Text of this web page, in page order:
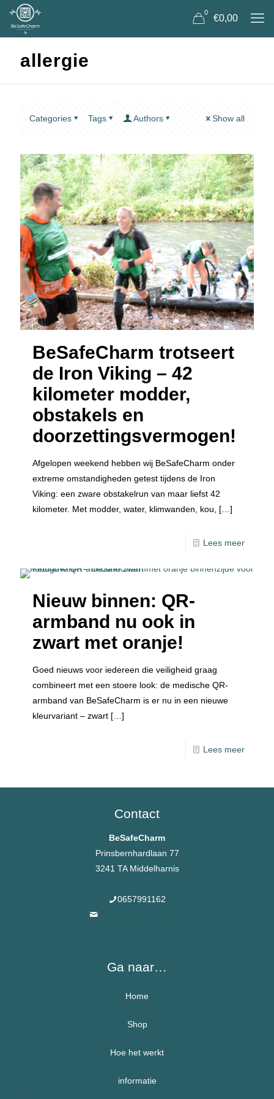
0
€0,00
allergie
Categories Tags Authors Show all
BeSafeCharm trotseert
de Iron Viking – 42
kilometer modder,
obstakels en
doorzettingsvermogen!
Afgelopen weekend hebben wij BeSafeCharm onder
extreme omstandigheden getest tijdens de Iron
Viking: een zware obstakelrun van maar liefst 42
kilometer. Met modder, water, klimwanden, kou,
[…]
Lees meer
Nieuw binnen: QR-
armband nu ook in
zwart met oranje!
Goed nieuws voor iedereen die veiligheid graag
combineert met een stoere look: de medische QR-
armband van BeSafeCharm is er nu in een nieuwe
kleurvariant – zwart […]
Lees meer
Contact
BeSafeCharm
Prinsbernhardlaan 77
3241 TA Middelharnis
0657991162
Ga naar…
Home
Over BeSafeCharm – ons verhaal
Shop
Armbanden
Kettingen
Hoe het werkt
informatie